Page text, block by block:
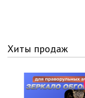
Хиты продаж